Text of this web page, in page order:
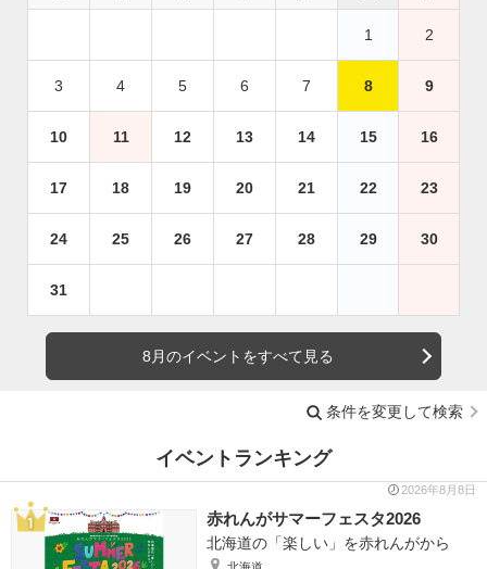
1 2
3 4 5 6 7 8 9
10 11 12 13 14 15 16
17 18 19 20 21 22 23
24 25 26 27 28 29 30
31
8月のイベントをすべて見る
条件を変更して検索
イベントランキング
2026年8月8日
赤れんがサマーフェスタ2026
北海道の「楽しい」を赤れんがから